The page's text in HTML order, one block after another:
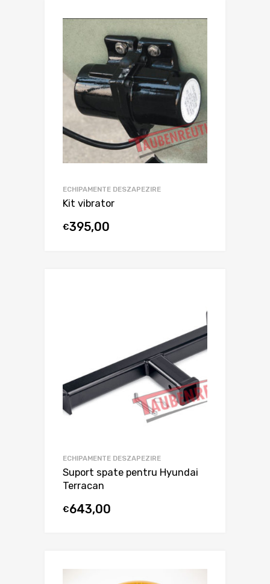
ECHIPAMENTE DESZAPEZIRE
Kit vibrator
€395,00
ECHIPAMENTE DESZAPEZIRE
Suport spate pentru Hyundai
Terracan
€643,00